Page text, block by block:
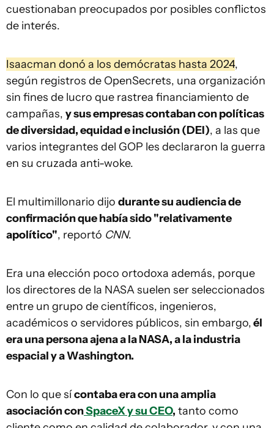
cuestionaban preocupados por posibles conflictos
de interés.
Isaacman donó a los demócratas hasta 2024,
según registros de OpenSecrets, una organización
sin fines de lucro que rastrea financiamiento de
campañas, y sus empresas contaban con políticas
de diversidad, equidad e inclusión (DEI), a las que
varios integrantes del GOP les declararon la guerra
en su cruzada anti-woke.
El multimillonario dijo durante su audiencia de
confirmación que había sido "relativamente
apolítico", reportó CNN.
Era una elección poco ortodoxa además, porque
los directores de la NASA suelen ser seleccionados
entre un grupo de científicos, ingenieros,
académicos o servidores públicos, sin embargo,él
era una persona ajena a la NASA, a la industria
espacial y a Washington.
Con lo que sícontaba era con una amplia
asociación conSpaceX y su CEO, tanto como